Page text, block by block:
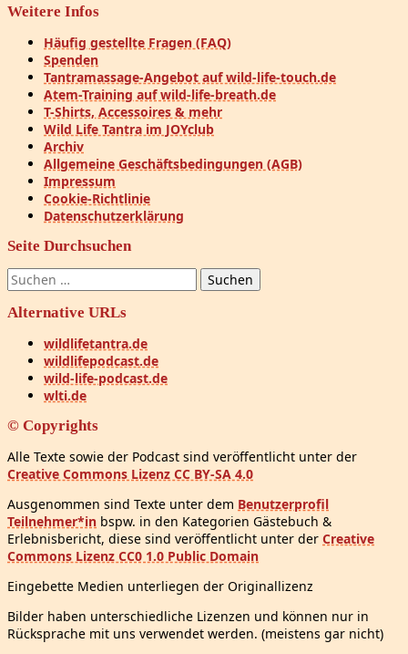
Weitere Infos
Häufig gestellte Fragen (FAQ)
Spenden
Tantramassage-Angebot auf wild-life-touch.de
Atem-Training auf wild-life-breath.de
T-Shirts, Accessoires & mehr
Wild Life Tantra im JOYclub
Archiv
Allgemeine Geschäftsbedingungen (AGB)
Impressum
Cookie-Richtlinie
Datenschutzerklärung
Seite Durchsuchen
Suchen
nach:
Alternative URLs
wildlifetantra.de
wildlifepodcast.de
wild-life-podcast.de
wlti.de
© Copyrights
Alle Texte sowie der Podcast sind veröffentlicht unter der
Creative Commons Lizenz CC BY-SA 4.0
Ausgenommen sind Texte unter dem Benutzerprofil
Teilnehmer*in bspw. in den Kategorien Gästebuch &
Erlebnisbericht, diese sind veröffentlicht unter der Creative
Commons Lizenz CC0 1.0 Public Domain
Eingebette Medien unterliegen der Originallizenz
Bilder haben unterschiedliche Lizenzen und können nur in
Rücksprache mit uns verwendet werden. (meistens gar nicht)